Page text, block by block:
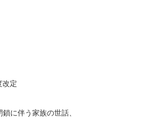
定
に伴う家族の世話、